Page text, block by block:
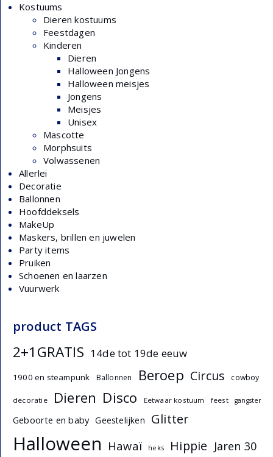
Kostuums
Dieren kostuums
Feestdagen
Kinderen
Dieren
Halloween Jongens
Halloween meisjes
Jongens
Meisjes
Unisex
Mascotte
Morphsuits
Volwassenen
Allerlei
Decoratie
Ballonnen
Hoofddeksels
MakeUp
Maskers, brillen en juwelen
Party items
Pruiken
Schoenen en laarzen
Vuurwerk
product TAGS
2+1GRATIS 14de tot 19de eeuw
1900 en steampunk Ballonnen Beroep Circus cowboy
decoratie Dieren Disco Eetwaar kostuum feest gangster
Geboorte en baby Geestelijken Glitter
Halloween Hawaï heks Hippie Jaren 30